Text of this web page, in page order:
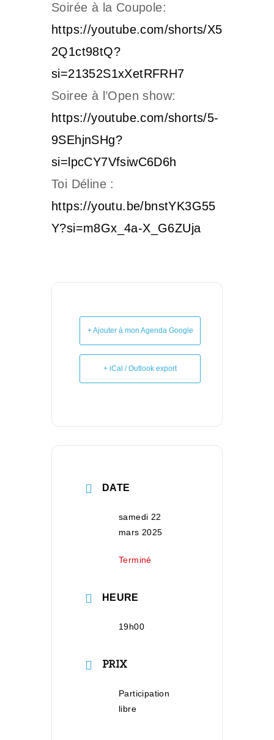
Soirée à la Coupole:
https://youtube.com/shorts/X5
2Q1ct98tQ?
si=21352S1xXetRFRH7
Soiree à l’Open show:
https://youtube.com/shorts/5-
9SEhjnSHg?
si=lpcCY7VfsiwC6D6h
Toi Déline :
https://youtu.be/bnstYK3G55
Y?si=m8Gx_4a-X_G6ZUja
+ Ajouter à mon Agenda Google
+ iCal / Outlook export
DATE
samedi 22
mars 2025
Terminé
HEURE
19h00
PRIX
Participation
libre